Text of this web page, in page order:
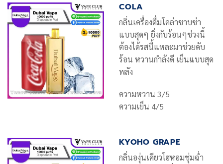
COLA
กลิ่นเครื่องดื่มโคล่าซาบซ่า
แบบสุดๆ ยิ่งกับร้อนๆช่วงนี้
ต้องได้รสนี้แหละมาช่วยดับ
ร้อน หวานกำลังดี เย็นแบบสุด
พลัง
ความหวาน 3/5
ความเย็น 4/5
KYOHO GRAPE
กลิ่นองุ่นเคียวโฮหอมชุ่มฉ่ำ